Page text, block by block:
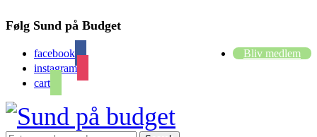
Følg Sund på Budget
facebook
instagram
cart
Bliv medlem